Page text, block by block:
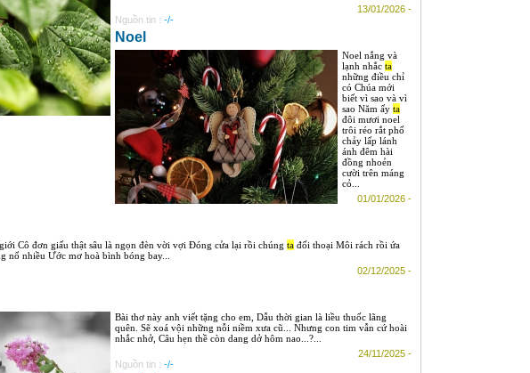
13/01/2026 -
Nguồn tin : -/-
Noel
Noel nắng và
lạnh nhắc ta
những điều chỉ
có Chúa mới
biết vì sao và vì
sao Năm ấy ta
đôi mươi noel
trôi réo rắt phố
chảy lấp lánh
ánh đêm hài
đồng nhoẻn
cười trên máng
cỏ...
01/01/2026 -
Cô đơn giấu thật sâu là ngọn đèn vời vợi Đóng cửa lại rồi chúng ta đối thoại Môi rách rồi ứa
nổ nhiều Ước mơ hoà bình bóng bay...
02/12/2025 -
Bài thơ này anh viết tặng cho em, Dẫu thời gian là liều thuốc lãng
quên. Sẽ xoá vội những nỗi niềm xưa cũ... Nhưng con tim vẫn cứ hoài
nhắc nhở, Câu hẹn thề còn dang dở hôm nao...?...
24/11/2025 -
Nguồn tin : -/-